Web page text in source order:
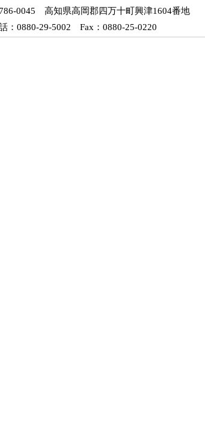
0045 高知県高岡郡四万十町興津1604番地
：0880-29-5002 Fax：0880-25-0220